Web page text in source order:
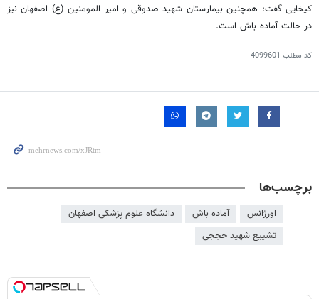
کیخایی گفت: همچنین بیمارستان شهید صدوقی و امیر المومنین (ع) اصفهان نیز
در حالت آماده باش است.
کد مطلب 4099601
برچسب‌ها
اورژانس آماده باش
دانشگاه علوم پزشکی اصفهان
تشییع شهید حججی